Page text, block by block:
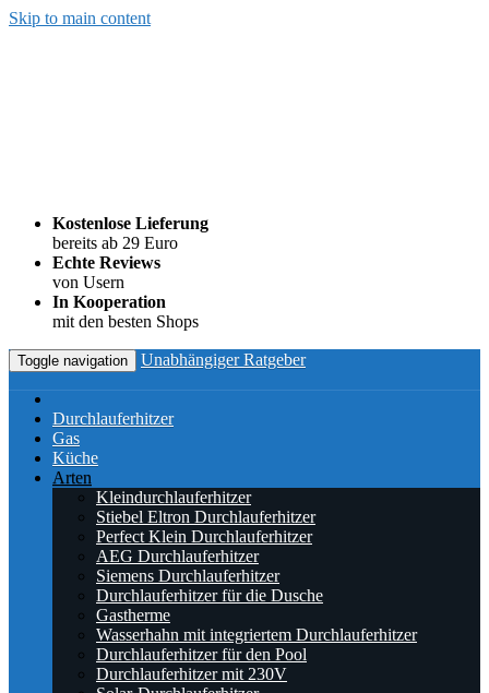
Skip to main content
Kostenlose Lieferung
bereits ab 29 Euro
Echte Reviews
von Usern
In Kooperation
mit den besten Shops
Toggle navigation Unabhängiger Ratgeber
Durchlauferhitzer
Gas
Küche
Arten
Kleindurchlauferhitzer
Stiebel Eltron Durchlauferhitzer
Perfect Klein Durchlauferhitzer
AEG Durchlauferhitzer
Siemens Durchlauferhitzer
Durchlauferhitzer für die Dusche
Gastherme
Wasserhahn mit integriertem Durchlauferhitzer
Durchlauferhitzer für den Pool
Durchlauferhitzer mit 230V